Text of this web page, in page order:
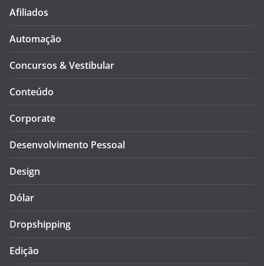
Afiliados
Automação
Concursos & Vestibular
Conteúdo
Corporate
Desenvolvimento Pessoal
Design
Dólar
Dropshipping
Edição